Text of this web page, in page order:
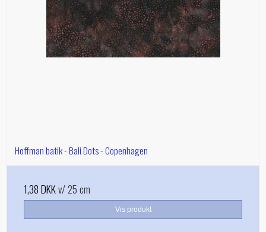
Hoffman batik - Bali Dots - Copenhagen
1,38 DKKv/ 25 cm
Vis produkt